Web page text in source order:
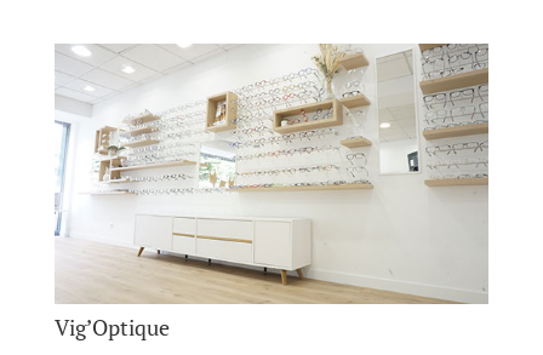
Vig’Optique